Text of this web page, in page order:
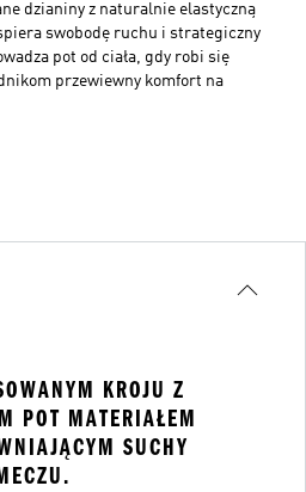
dzianiny z naturalnie elastyczną
swobodę ruchu i strategiczny
pot od ciała, gdy robi się
przewiewny komfort na
KROJU Z
POT MATERIAŁEM
SUCHY